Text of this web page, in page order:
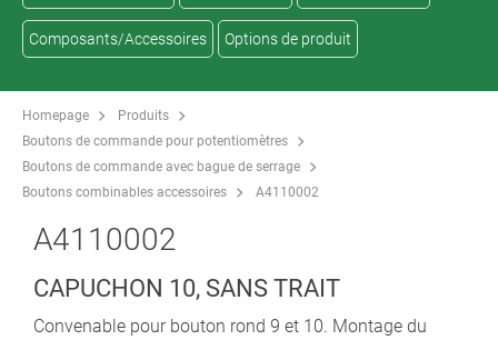
Composants/Accessoires Options de produit
Homepage
Produits
Boutons de commande pour potentiomètres
Boutons de commande avec bague de serrage
Boutons combinables accessoires
A4110002
A4110002
CAPUCHON 10, SANS TRAIT
Convenable pour bouton rond 9 et 10. Montage du